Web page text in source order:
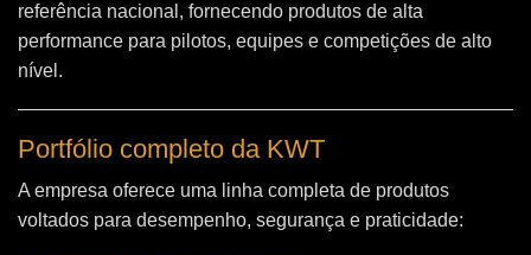
referência nacional, fornecendo produtos de alta
performance para pilotos, equipes e competições de alto
nível.
Portfólio completo da KWT
A empresa oferece uma linha completa de produtos
voltados para desempenho, segurança e praticidade: